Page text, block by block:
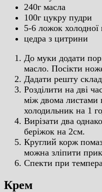
240г масла
100г цукру пудри
5-6 ложок холодної
цедра з цитрини
До муки додати
масло. Посікти
Дадати решту
Розділити на дві
між двома листами
холодильник на 1
Вирізати два
беріжок на 2см.
Круглий корж
можна зліпити
Спекти при
Крем